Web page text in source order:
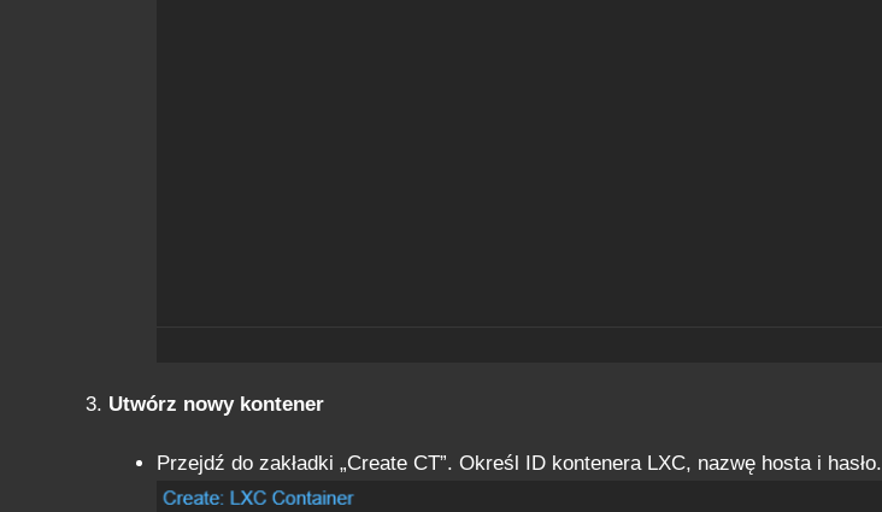
Utwórz nowy kontener
Przejdź do zakładki „Create CT”. Określ ID kontenera LXC, nazwę hosta i hasło.